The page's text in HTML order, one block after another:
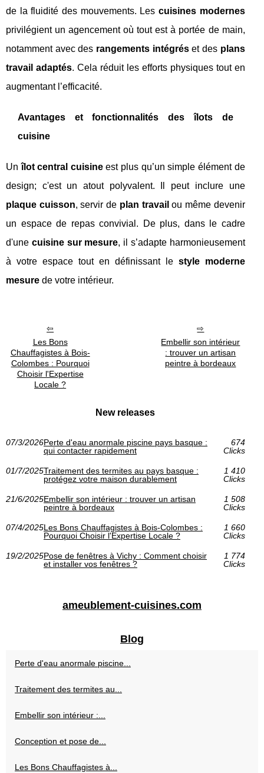
de la fluidité des mouvements. Les cuisines modernes
privilégient un agencement où tout est à portée de main,
notamment avec des rangements intégréset des plans
travail adaptés. Cela réduit les efforts physiques tout en
augmentant l’efficacité.
Avantages et fonctionnalités des îlots de
cuisine
Unîlot central cuisineest plus qu’un simple élément de
design; c'est un atout polyvalent. Il peut inclure une
plaque cuisson, servir de plan travail ou même devenir
un espace de repas convivial. De plus, dans le cadre
d'une cuisine sur mesure, il s’adapte harmonieusement
à votre espace tout en définissant le style moderne
mesure de votre intérieur.
Les Bons
Chauffagistes à Bois-
Colombes : Pourquoi
Choisir l'Expertise
Locale ?
Embellir son intérieur
: trouver un artisan
peintre à bordeaux
New releases
07/3/2026Perte d'eau anormale piscine pays basque :
qui contacter rapidement
674
Clicks
01/7/2025Traitement des termites au pays basque :
protégez votre maison durablement
1 410
Clicks
21/6/2025Embellir son intérieur : trouver un artisan
peintre à bordeaux
1 508
Clicks
07/4/2025Les Bons Chauffagistes à Bois-Colombes :
Pourquoi Choisir l'Expertise Locale ?
1 660
Clicks
19/2/2025Pose de fenêtres à Vichy : Comment choisir
et installer vos fenêtres ?
1 774
Clicks
ameublement-cuisines.com
Blog
Perte d'eau anormale piscine...
Traitement des termites au...
Embellir son intérieur :...
Conception et pose de...
Les Bons Chauffagistes à...